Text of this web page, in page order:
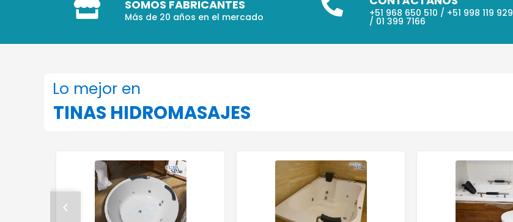
SOMOS FABRICANTES
Más de 20 años en el mercado +51 968 650 510 / +51 998 119 929
/ 01 399 7166
Lo mejor en
TINAS HIDROMASAJES